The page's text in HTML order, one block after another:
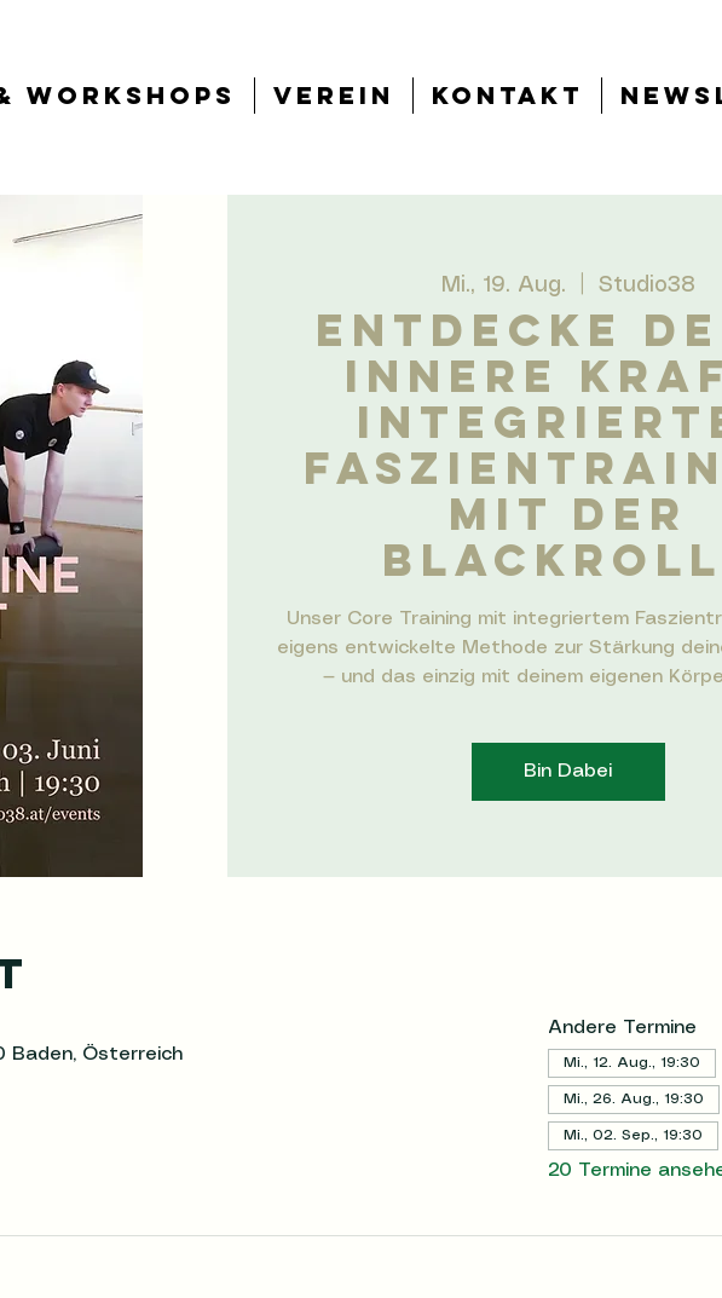
Workshops Verein Kontakt
Mi., 19. Aug. Studio38
ENTDECKE
INNERE
mit der
Unser Core Training mit integriertem
eigens entwickelte Methode zur Stärkung
— und das einzig mit deinem eigenen
Bin Dabei
Baden, Österreich
Andere Termine
Mi., 12. Aug., 19:30
Mi., 26. Aug., 19:30
Mi., 02. Sep., 19:30
20 Termine